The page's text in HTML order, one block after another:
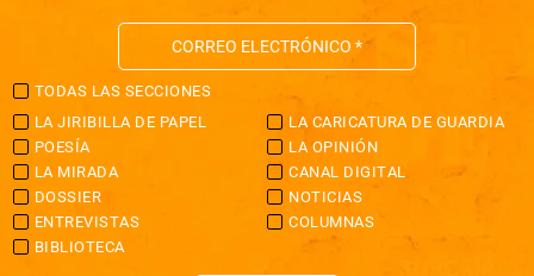
TODAS LAS SECCIONES
LA JIRIBILLA DE PAPEL
LA CARICATURA DE GUARDIA
POESÍA
LA OPINIÓN
LA MIRADA
CANAL DIGITAL
DOSSIER
NOTICIAS
ENTREVISTAS
COLUMNAS
BIBLIOTECA